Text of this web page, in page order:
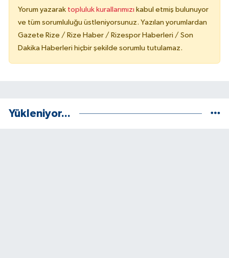
Yorum yazarak topluluk kurallarımızı kabul etmiş bulunuyor
ve tüm sorumluluğu üstleniyorsunuz. Yazılan yorumlardan
Gazete Rize / Rize Haber / Rizespor Haberleri / Son
Dakika Haberleri hiçbir şekilde sorumlu tutulamaz.
Yükleniyor...